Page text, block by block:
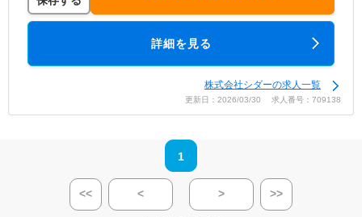
詳細を見る
株式会社シダーの求人一覧
更新日：2026/03/30 求人番号：709138
1
<< < > >>